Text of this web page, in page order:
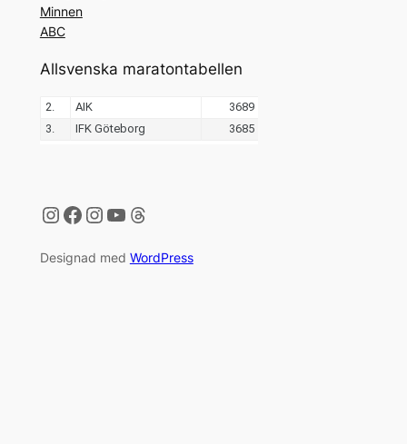
Minnen
ABC
Allsvenska maratontabellen
Instagram
Facebook
Instagram
YouTube
Threads
Designad med WordPress